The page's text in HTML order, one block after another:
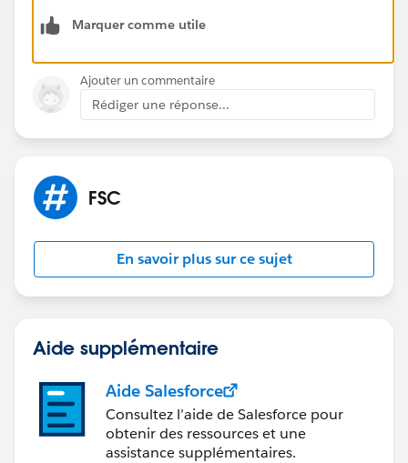
Marquer comme utile
Ajouter un commentaire
Rédiger une réponse...
FSC
En savoir plus sur ce sujet
Aide supplémentaire
Aide Salesforce
Consultez l’aide de Salesforce pour
obtenir des ressources et une
assistance supplémentaires.